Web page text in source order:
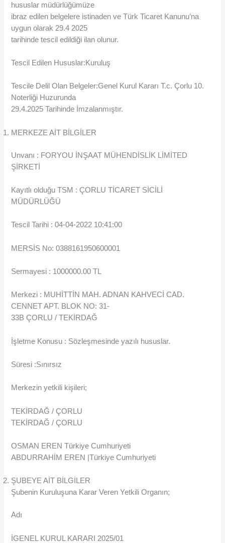
hususlar müdürlüğümüze
ibraz edilen belgelere istinaden ve Türk Ticaret Kanunu’na
uygun olarak 29.4 2025
tarihinde tescil edildiği ilan olunur.
Tescil Edilen Hususlar:Kuruluş
Tescile Delil Olan Belgeler:Genel Kurul Kararı T.c. Çorlu 10.
Noterliği Huzurunda
29.4.2025 Tarihinde İmzalanmıştır.
MERKEZE AİT BİLGİLER
Unvanı : FORYOU İNŞAAT MÜHENDİSLİK LİMİTED
ŞİRKETİ
Kayıtlı olduğu TSM : ÇORLU TİCARET SİCİLİ
MÜDÜRLÜĞÜ
Tescil Tarihi : 04-04-2022 10:41:00
MERSİS No: 0388161950600001
Sermayesi : 1000000.00 TL
Merkezi : MUHİTTİN MAH. ADNAN KAHVECİ CAD.
CENNET APT. BLOK NO: 31-
33B ÇORLU / TEKİRDAĞ
İşletme Konusu : Sözleşmesinde yazılı hususlar.
Süresi :Sınırsız
Merkezin yetkili kişileri;
TEKİRDAĞ / ÇORLU
TEKİRDAĞ / ÇORLU
OSMAN EREN Türkiye Cumhuriyeti
ABDURRAHİM EREN |Türkiye Cumhuriyeti
ŞUBEYE AİT BİLGİLER
Şubenin Kuruluşuna Karar Veren Yetkili Organın;
Adı
İGENEL KURUL KARARI 2025/01